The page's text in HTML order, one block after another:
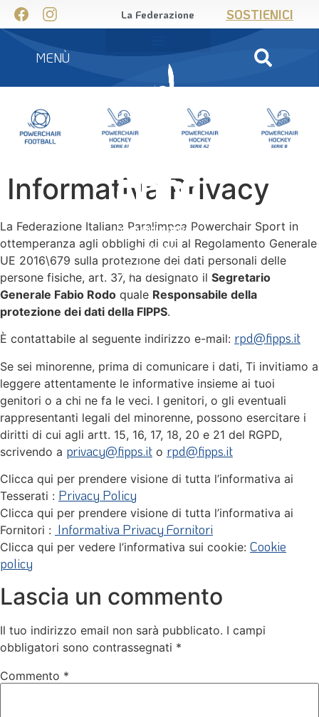
La Federazione SOSTIENICI
MENÙ
Informativa Privacy
La Federazione Italiana Paralimpca Powerchair Sport in
ottemperanza agli obblighi di cui al Regolamento Generale
UE 2016\679 sulla protezione dei dati personali delle
persone fisiche, art. 37, ha designato il Segretario
Generale Fabio Rodo quale Responsabile della
protezione dei dati della FIPPS.
È contattabile al seguente indirizzo e-mail: rpd@fipps.it
Se sei minorenne, prima di comunicare i dati, Ti invitiamo a
leggere attentamente le informative insieme ai tuoi
genitori o a chi ne fa le veci. I genitori, o gli eventuali
rappresentanti legali del minorenne, possono esercitare i
diritti di cui agli artt. 15, 16, 17, 18, 20 e 21 del RGPD,
scrivendo a privacy@fipps.it o rpd@fipps.it
Clicca qui per prendere visione di tutta l’informativa ai
Tesserati : Privacy Policy
Clicca qui per prendere visione di tutta l’informativa ai
Fornitori : Informativa Privacy Fornitori
Clicca qui per vedere l’informativa sui cookie: Cookie
policy
Lascia un commento
Il tuo indirizzo email non sarà pubblicato. I campi
obbligatori sono contrassegnati *
Commento *